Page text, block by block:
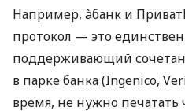
Например, àбанк и
протокол — это
поддерживающий
в парке банка (Ingenico,
время, не нужно печатать